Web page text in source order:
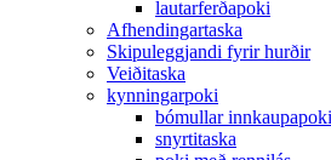
lautarferðapoki
Afhendingartaska
Skipuleggjandi fyrir hurðir
Veiðitaska
kynningarpoki
bómullar innkaupapoki
snyrtitaska